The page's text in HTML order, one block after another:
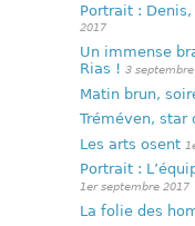
Portrait :
2017
Un immense
Rias ! 3
Matin brun,
Tréméven, star
Les arts osent
Portrait :
1er septembre 2017
La folie des